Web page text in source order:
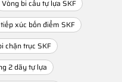
Vòng bi cầu tự lựa SKF
xúc bốn điểm SKF
chặn trục SKF
2 dãy tự lựa